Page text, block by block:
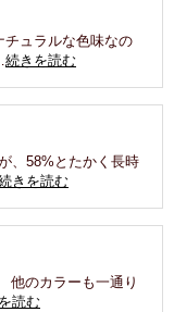
チュラルな色味なの
続きを読む
、58%とたかく長時
きを読む
他のカラーも一通り
読む